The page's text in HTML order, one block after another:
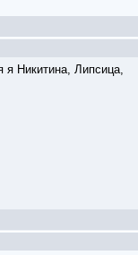
я Никитина, Липсица,